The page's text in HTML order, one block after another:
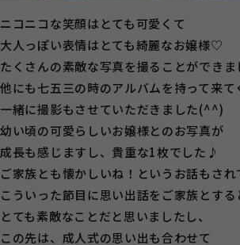
ニコニコな笑顔はとても可愛くて
大人っぽい表情はとても綺麗なお嬢様♡
たくさんの素敵な写真を撮ることができま
他にも七五三の時のアルバムを持って来て
一緒に撮影もさせていただきました(^^)
幼い頃の可愛らしいお嬢様とのお写真が
成長も感じますし、貴重な1枚でした♪
ご家族とも懐かしいね！というお話もされ
こういった節目に思い出話をご家族とす
とても素敵なことだと思いましたし、
この先は、成人式の思い出も合わせて